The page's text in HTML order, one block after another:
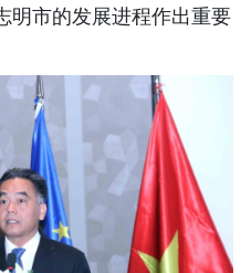
明市的发展进程作出重要